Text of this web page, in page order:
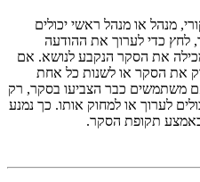
מנהל או מנהל ראשי יכולים
לחץ כדי לערוך את ההודעה
את הסקר הנקבע לנושא. אם
את הסקר או לשנות כל אחת
משתמשים כבר הצביעו בסקר, רק
לערוך או למחוק אותו. כך נמנע
תקופת הסקר.